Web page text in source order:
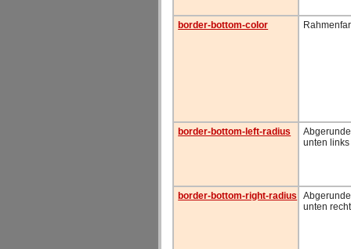
border-bottom-color
border-bottom-left-radius
unten links
border-bottom-right-radius
unten